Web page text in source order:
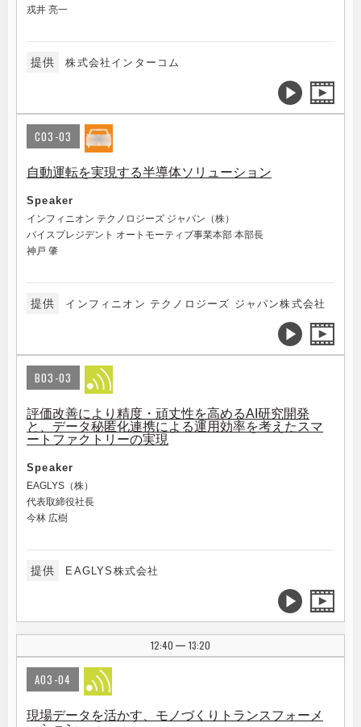
戎井 亮一
提供 株式会社インターコム
C03-03
自動運転を実現する半導体ソリューション
Speaker
インフィニオン テクノロジーズ ジャパン（株）
バイスプレジデント オートモーティブ事業本部 本部長
神戸 肇
提供 インフィニオン テクノロジーズ ジャパン株式会社
B03-03
評価改善により精度・頑丈性を高めるAI研究開発
と、データ秘匿化連携による運用効率を考えたスマ
ートファクトリーの実現
Speaker
EAGLYS（株）
代表取締役社長
今林 広樹
提供 EAGLYS株式会社
12:40 | 13:20
A03-04
現場データを活かす、モノづくりトランスフォーメ